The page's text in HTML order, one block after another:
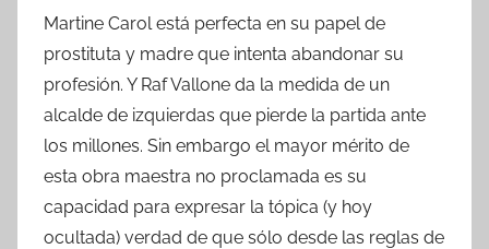
Martine Carol está perfecta en su papel de
prostituta y madre que intenta abandonar su
profesión. Y Raf Vallone da la medida de un
alcalde de izquierdas que pierde la partida ante
los millones. Sin embargo el mayor mérito de
esta obra maestra no proclamada es su
capacidad para expresar la tópica (y hoy
ocultada) verdad de que sólo desde las reglas de